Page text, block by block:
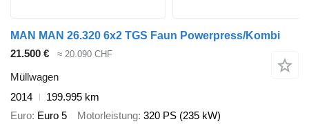
MAN MAN 26.320 6x2 TGS Faun Powerpress/Kombi
21.500 €
≈ 20.090 CHF
Müllwagen
2014
199.995 km
Euro Euro 5 Motorleistung 320 PS (235 kW)